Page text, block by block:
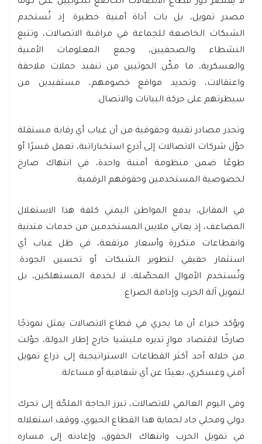
مصدر تمويل، بل بات أداة أمنية خطيرة. إذ تُستخدم
الشبكات الخاضعة للجماعة في مراقبة الاتصالات، وتتبع
النشطاء والصحفيين، وجمع المعلومات الأمنية
والعسكرية، ما مكّن الحوثيين من تنفيذ حملات ملاحقة
واعتقالات، وتحديد مواقع خصومهم، مستفيدين من
سيطرتهم على حركة البيانات والاتصال.
وتحذر مصادر تقنية وحقوقية من أن غياب أي رقابة مستقلة
حوّل شركات الاتصالات إلى أذرع استخباراتية، تعمل قسرًا أو
طوعًا ضمن منظومة أمنية واحدة، في انتهاك صارخ
لخصوصية المستخدمين وحقوقهم الرقمية.
في المقابل، يدفع المواطن اليمني كلفة هذا الاستغلال
المضاعف، إذ يعاني ملايين المستخدمين من خدمات متدنية
وانقطاعات متكررة وأسعار مرتفعة، في ظل غياب أي
استثمار حقيقي لتطوير الشبكات أو تحسين الجودة.
وتُستخدم الأموال المحصّلة، لا لخدمة المستهلكين، بل
لتمويل آلة الحرب وإدامة الصراع.
ويؤكد خبراء أن ما يجري في قطاع الاتصالات يمثل نموذجًا
صارخًا لاقتصاد موازٍ تديره مليشيا خارج إطار الدولة، حوّلت
من خلاله أحد أكثر القطاعات الاستراتيجية إلى ذراع تمويل
أمني وعسكري، بعيدًا عن أي شفافية أو مساءلة.
وفي اليوم العالمي للاتصالات، تبرز الحاجة الملحّة إلى تحرك
دولي ومحلي جاد لحماية هذا القطاع الحيوي، ووقف استغلاله
في تمويل الحرب وانتهاك الحقوق، وإعادته إلى مساره